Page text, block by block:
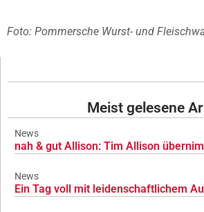
Foto: Pommersche Wurst- und
Meist gelesene
News
nah & gut Allison: Tim Allison
News
Ein Tag voll mit leidenschaftlichem